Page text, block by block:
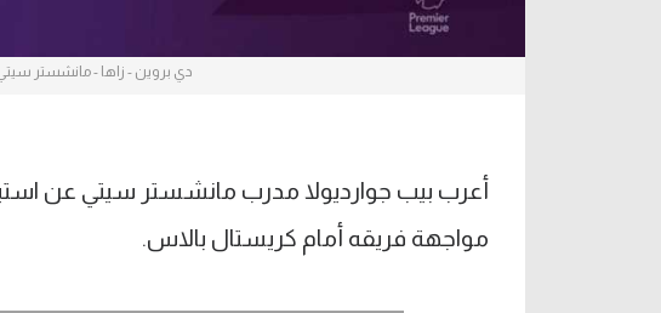
دي بروين - زاها - مانشستر
أعرب بيب جوارديولا مدرب مانشستر سيتي عن
مواجهة فريقه أمام كريستال بالاس.